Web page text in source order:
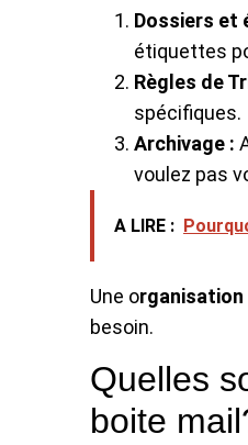
Dossiers et
étiquettes
Règles de
spécifiques.
Archivage :
voulez pas
A LIRE :
Une o
besoin.
Quelles
boite